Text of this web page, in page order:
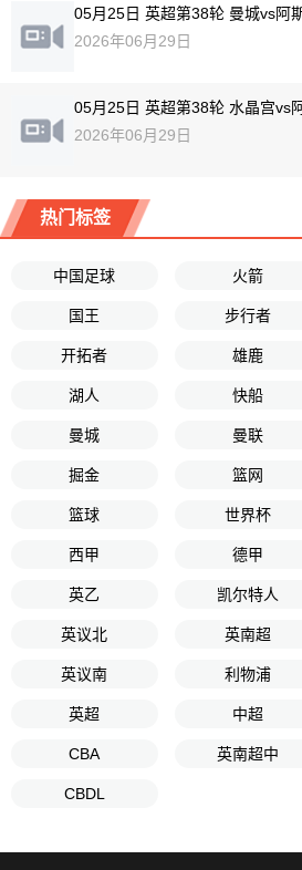
05月25日 英超第38轮 曼城vs阿
2026年06月29日
05月25日 英超第38轮 水晶宫vs
2026年06月29日
热门标签
中国足球 火箭
国王 步行者
开拓者 雄鹿
湖人 快船
曼城 曼联
掘金 篮网
篮球 世界杯
西甲 德甲
英乙 凯尔特人
英议北 英南超
英议南 利物浦
英超 中超
CBA 英南超中
CBDL